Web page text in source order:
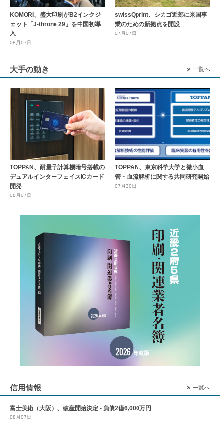
KOMORI、盛大印刷がB2インクジ
ェット「J-throne 29」を中国初導
入
08月07日
swissQprint、シカゴ近郊に⽶国事
業のための新拠点を開設
07月07日
大手の動き 一覧へ
TOPPAN、耐量子計算機暗号搭載の
デュアルインターフェイスICカード
開発
08月07日
TOPPAN、東京科学大学と微小血
管・血流解析に関する共同研究開始
07月30日
信用情報 一覧へ
富士美術（大阪）、破産開始決定 - 負債2億6,000万円
08月07日